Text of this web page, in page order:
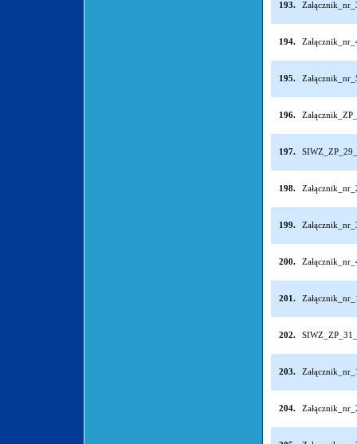
193.
194.
195.
196.
197.
198.
199.
200.
201.
202.
203.
204.